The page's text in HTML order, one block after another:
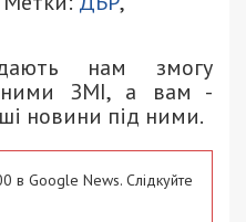
нам змогу
ЗМІ, а вам -
новини під ними.
в Google News. Слідкуйте